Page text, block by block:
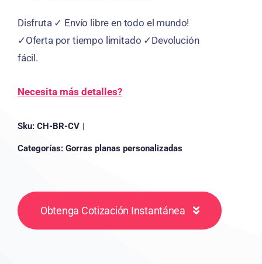
Disfruta ✓ Envío libre en todo el mundo!
✓Oferta por tiempo limitado ✓Devolución
fácil.
Necesita más detalles?
Sku: CH-BR-CV |
Categorías: Gorras planas personalizadas
Obtenga Cotización Instantánea